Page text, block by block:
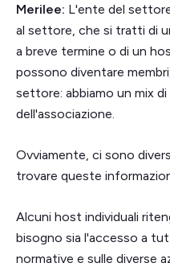
Merilee: L'ente del
al settore, che si tratti di
a breve termine o di un
possono diventare
settore: abbiamo un mix
dell'associazione.
Ovviamente, ci sono
trovare queste
Alcuni host individuali
bisogno sia l'accesso a
normative e sulle diverse